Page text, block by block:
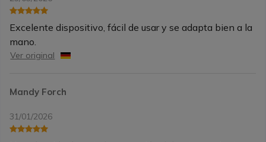
Excelente dispositivo, fácil de usar y se adapta bien a la
mano.
Ver original
Mandy Forch
31/01/2026